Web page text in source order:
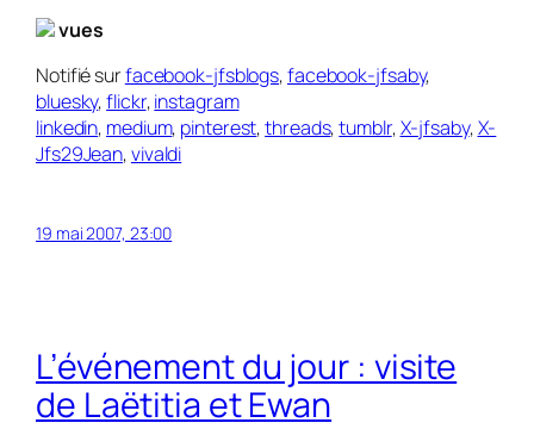
vues
Notifié surfacebook-jfsblogs,facebook-jfsaby,
bluesky,flickr,instagram
linkedin, medium, pinterest,threads,tumblr,X-jfsaby,X-
Jfs29Jean,vivaldi
19 mai 2007, 23:00
L’événement du jour : visite
de Laëtitia et Ewan